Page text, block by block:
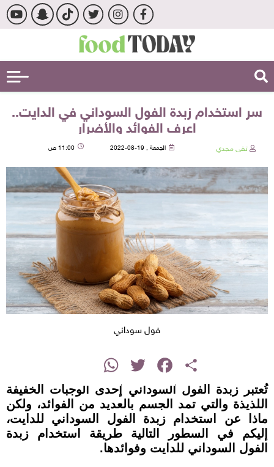
سر استخدام زبدة الفول السوداني في الدايت..
اعرف الفوائد والأضرار
تقى مجدي الجمعة , 19-08-2022 11:00 ص
فول سوداني
Share
Facebook
Twitter
WhatsApp
تُعتبر زبدة الفول السوداني إحدى الوجبات الخفيفة
اللذيذة والتي تمد الجسم بالعديد من الفوائد، ولكن
ماذا عن استخدام زبدة الفول السوداني للدايت،
إليكم في السطور التالية طريقة استخدام زبدة
الفول السوداني للدايت وفوائدها.